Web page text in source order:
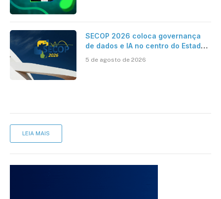
SECOP 2026 coloca governança
de dados e IA no centro do Estado
5 de agosto de 2026
LEIA MAIS